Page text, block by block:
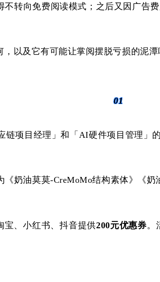
转向免费阅读模式；之后又因广告
以及它有可能让掌阅摆脱亏损的泥潭
01
链项目经理」和「AI硬件项目管理」
奶油莫莫-CreMoMo结构素体》《
宝、小红书、抖音提供200元优惠券。